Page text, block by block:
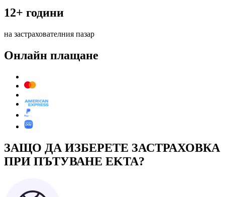
12+ години
на застрахователния пазар
Онлайн плащане
ЗАЩО ДА ИЗБЕРЕТЕ ЗАСТРАХОВКА
ПРИ ПЪТУВАНЕ EKTA?